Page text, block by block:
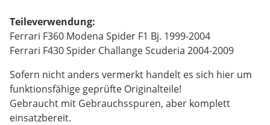
Teileverwendung:
Ferrari F360 Modena Spider F1 Bj. 1999-2004
Ferrari F430 Spider Challange Scuderia 2004-2009
Sofern nicht anders vermerkt handelt es sich hier um
funktionsfähige geprüfte Originalteile!
Gebraucht mit Gebrauchsspuren, aber komplett
einsatzbereit.